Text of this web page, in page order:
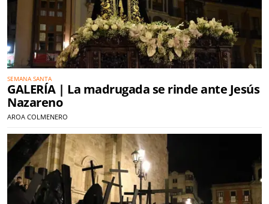
SEMANA SANTA
GALERÍA | La madrugada se rinde ante Jesús
Nazareno
AROA COLMENERO